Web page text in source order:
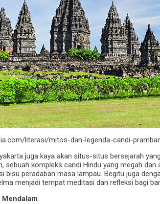
literasi/mitos-dan-legenda-candi-
juga kaya akan situs-situs bersejarah
sebuah kompleks candi Hindu yang megah
bisu peradaban masa lampau. Begitu juga
menjadi tempat meditasi dan refleksi bagi